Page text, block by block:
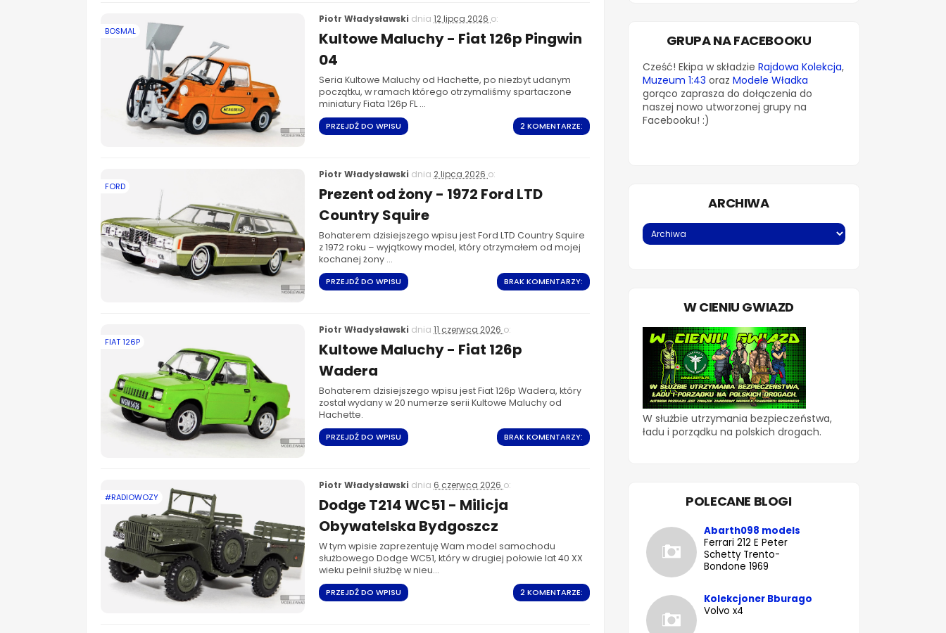
BOSMAL
Piotr Władysławski dnia 12 lipca 2026 o:
Kultowe Maluchy - Fiat 126p Pingwin
04
Seria Kultowe Maluchy od Hachette, po niezbyt udanym
początku, w ramach którego otrzymaliśmy spartaczone
miniatury Fiata 126p FL ...
PRZEJDŹ DO WPISU 2 KOMENTARZE:
FORD
Piotr Władysławski dnia 2 lipca 2026 o:
Prezent od żony - 1972 Ford LTD
Country Squire
Bohaterem dzisiejszego wpisu jest Ford LTD Country Squire
z 1972 roku – wyjątkowy model, który otrzymałem od mojej
kochanej żony ...
PRZEJDŹ DO WPISU BRAK KOMENTARZY:
FIAT 126P
Piotr Władysławski dnia 11 czerwca 2026 o:
Kultowe Maluchy - Fiat 126p
Wadera
Bohaterem dzisiejszego wpisu jest Fiat 126p Wadera, który
został wydany w 20 numerze serii Kultowe Maluchy od
Hachette.
PRZEJDŹ DO WPISU BRAK KOMENTARZY:
#RADIOWOZY
Piotr Władysławski dnia 6 czerwca 2026 o:
Dodge T214 WC51 - Milicja
Obywatelska Bydgoszcz
W tym wpisie zaprezentuję Wam model samochodu
służbowego Dodge WC51, który w drugiej połowie lat 40 XX
wieku pełnił służbę w nieu...
PRZEJDŹ DO WPISU 2 KOMENTARZE:
GRUPA NA FACEBOOKU
Cześć! Ekipa w składzie Rajdowa Kolekcja,
Muzeum 1:43 oraz Modele Władka
gorąco zaprasza do dołączenia do
naszej nowo utworzonej grupy na
Facebooku! :)
ARCHIWA
W CIENIU GWIAZD
W służbie utrzymania bezpieczeństwa,
ładu i porządku na polskich drogach.
POLECANE BLOGI
Abarth098 models
Ferrari 212 E Peter
Schetty Trento-
Bondone 1969
Kolekcjoner Bburago
Volvo x4